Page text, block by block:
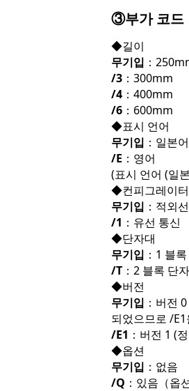
③부가 코드
◆길이
무기입 ：
/3 ：300mm
/4 ：400mm
/6 ：600mm
◆표시 언어
무기입 ：일본어
/E ：영어
(표시 언어 (일
◆컨피그레이
무기입 ：적외
/1 ：유선 통신
◆단자대
무기입 ：1 블
/T ：2 블록 단
◆버전
무기입 ：버전
되었으므로 /
/E1 ：버전 1 (
◆옵션
무기입 ：없음
/Q ：있음（옵